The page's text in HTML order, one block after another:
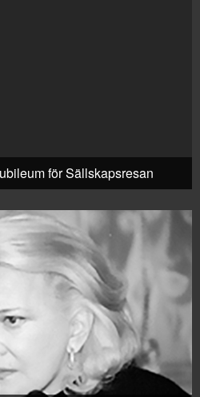
för Sällskapsresan